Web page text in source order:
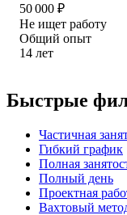
50 000 ₽
Не ищет работу
Общий опыт
14 лет
Быстрые
Частичная
Гибкий график
Полная
Полный день
Проектная
Вахтовый